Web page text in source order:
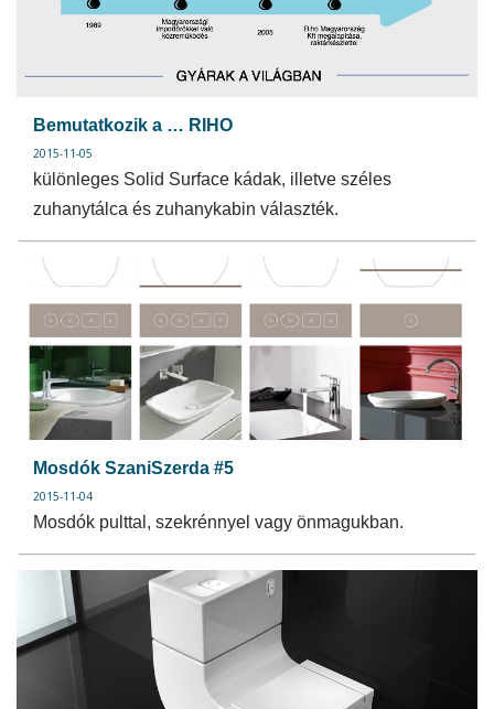
Bemutatkozik a … RIHO
2015-11-05
különleges Solid Surface kádak, illetve széles
zuhanytálca és zuhanykabin választék.
Mosdók SzaniSzerda #5
2015-11-04
Mosdók pulttal, szekrénnyel vagy önmagukban.